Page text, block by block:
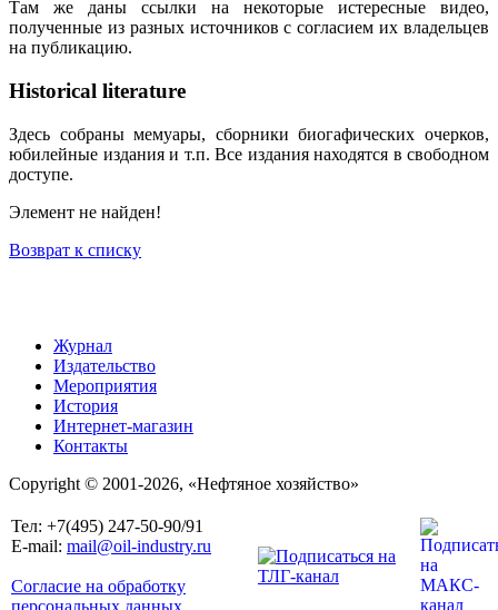
Там же даны ссылки на некоторые истересные видео,
полученные из разных источников с согласием их владельцев
на публикацию.
Historical literature
Здесь собраны мемуары, сборники биогафических очерков,
юбилейные издания и т.п. Все издания находятся в свободном
доступе.
Элемент не найден!
Возврат к списку
Журнал
Издательство
Мероприятия
История
Интернет-магазин
Контакты
Copyright © 2001-2026, «Нефтяное хозяйство»
Тел: +7(495) 247-50-90/91
E-mail: mail@oil-industry.ru
Согласие на обработку
персональных данных